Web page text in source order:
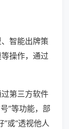
智能出牌策
操作，通过
第三方软件
”等功能，部
或“透视他人